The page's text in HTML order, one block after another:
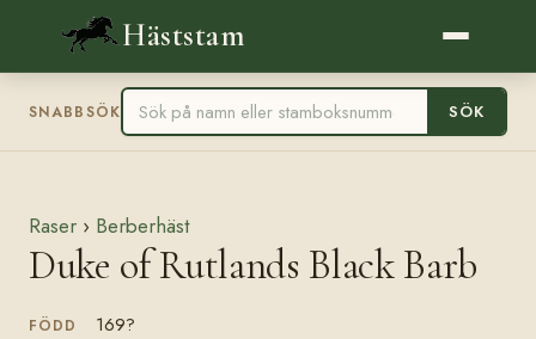
Häststam
SNABBSÖK SÖK
Raser › Berberhäst
Duke of Rutlands Black Barb
FÖDD 169?